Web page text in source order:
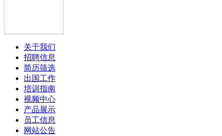
关于我们
招聘信息
简历筛选
出国工作
培训指南
视频中心
产品展示
员工信息
网站公告